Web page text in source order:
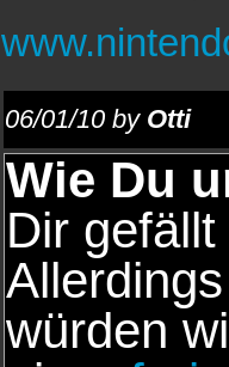
06/01/10 by Otti
Wie Du
Dir
würden